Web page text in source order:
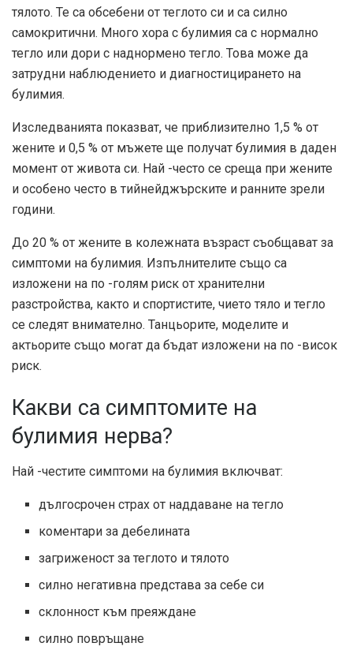
тялото. Те са обсебени от теглото си и са силно
самокритични. Много хора с булимия са с нормално
тегло или дори с наднормено тегло. Това може да
затрудни наблюдението и диагностицирането на
булимия.
Изследванията показват, че приблизително 1,5 % от
жените и 0,5 % от мъжете ще получат булимия в даден
момент от живота си. Най -често се среща при жените
и особено често в тийнейджърските и ранните зрели
години.
До 20 % от жените в колежната възраст съобщават за
симптоми на булимия. Изпълнителите също са
изложени на по -голям риск от хранителни
разстройства, както и спортистите, чието тяло и тегло
се следят внимателно. Танцьорите, моделите и
актьорите също могат да бъдат изложени на по -висок
риск.
Какви са симптомите на
булимия нерва?
Най -честите симптоми на булимия включват:
дългосрочен страх от наддаване на тегло
коментари за дебелината
загриженост за теглото и тялото
силно негативна представа за себе си
склонност към преяждане
силно повръщане